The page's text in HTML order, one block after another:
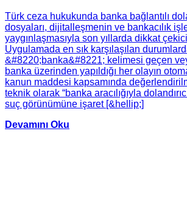
Türk ceza hukukunda banka bağlantılı
dosyaları, dijitalleşmenin ve bankacılık
yaygınlaşmasıyla son yıllarda dikkat
Uygulamada en sık karşılaşılan
&#8220;banka&#8221; kelimesi geçen
banka üzerinden yapıldığı her olayın
kanun maddesi kapsamında
teknik olarak “banka aracılığıyla
suç görünümüne işaret [&hellip;]
Devamını Oku